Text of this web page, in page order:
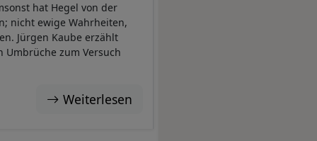
hat Hegel von der
nicht ewige Wahrheiten,
Jürgen Kaube erzählt
Umbrüche zum Versuch
Weiterlesen